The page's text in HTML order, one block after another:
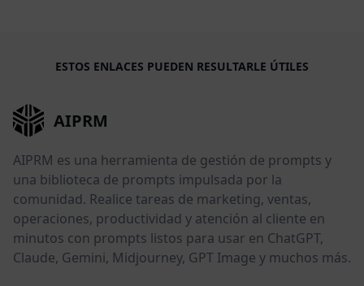
ESTOS ENLACES PUEDEN RESULTARLE ÚTILES
AIPRM
AIPRM es una herramienta de gestión de prompts y
una biblioteca de prompts impulsada por la
comunidad. Realice tareas de marketing, ventas,
operaciones, productividad y atención al cliente en
minutos con prompts listos para usar en ChatGPT,
Claude, Gemini, Midjourney, GPT Image y muchos más.